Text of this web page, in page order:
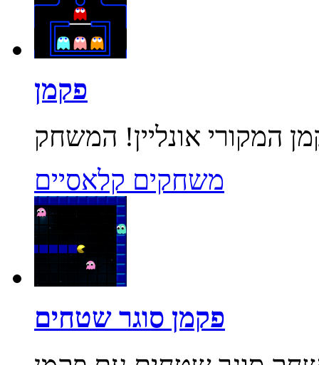
פקמן
משחקים קלאסיים
פקמן סוגר שטחים